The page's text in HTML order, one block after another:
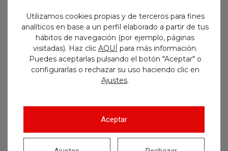
Utilizamos cookies propias y de terceros para fines
analíticos en base a un perfil elaborado a partir de tus
hábitos de navegación (por ejemplo, páginas
visitadas). Haz clic AQUÍ para más información.
Puedes aceptarlas pulsando el botón "Aceptar" o
configurarlas o rechazar su uso haciendo clic en
Ajustes.
Aceptar